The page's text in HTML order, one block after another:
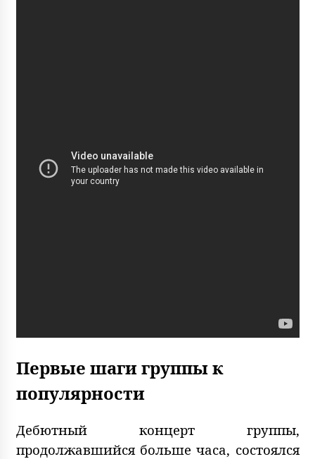
Первые шаги группы к
популярности
Дебютный концерт группы,
продолжавшийся больше часа, состоялся